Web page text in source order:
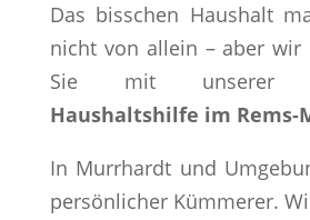
Das bisschen Haushalt
nicht von allein – aber wir
Sie mit unserer
Haushaltshilfe im Rems-
In Murrhardt und
persönlicher Kümmerer.